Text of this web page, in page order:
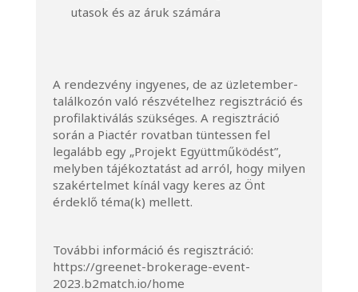
utasok és az áruk számára
A rendezvény ingyenes, de az üzletember-
találkozón való részvételhez regisztráció és
profilaktiválás szükséges. A regisztráció
során a Piactér rovatban tüntessen fel
legalább egy „Projekt Együttműködést”,
melyben tájékoztatást ad arról, hogy milyen
szakértelmet kínál vagy keres az Önt
érdeklő téma(k) mellett.
További információ és regisztráció:
https://greenet-brokerage-event-
2023.b2match.io/home